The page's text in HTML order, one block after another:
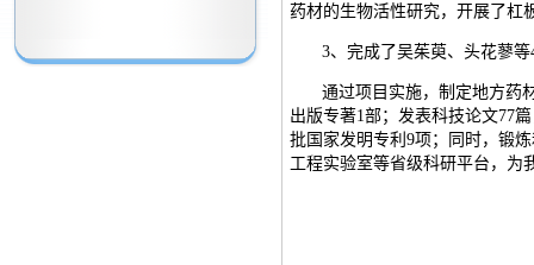
药材的生物活性研究，开展了杠
3、 完成了吴茱萸、头花蓼
通过项目实施，制定地方药
出版专著1部；发表科技论文77
批国家发明专利9项；同时，锻
工程实验室等省级科研平台，为